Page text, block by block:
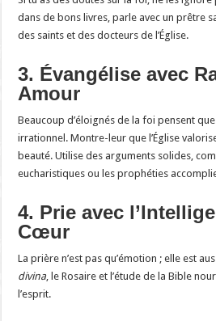
dans de bons livres, parle avec un prêtre
des saints et des docteurs de l’Église.
3. Évangélise avec
Amour
Beaucoup d’éloignés de la foi pensent
irrationnel. Montre-leur que l’Église
beauté. Utilise des arguments solides,
eucharistiques ou les prophéties
4. Prie avec
Cœur
La prière n’est pas qu’émotion ; elle est
divina, le Rosaire et l’étude de la Bible
l’esprit.